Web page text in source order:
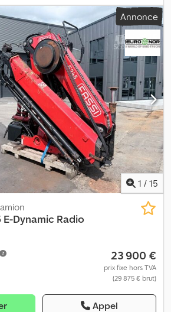
CAPACITÉ DE LEVAGE : jusqu’à 20,30 tm,
HYDRAULIQUE MAXIMALE : jusqu’à 22,70
Apjb Ajf DIMENSIONS DE LA GRUE :
m, h 2,40 m ÉQUIPEMENTS
: - Limiteur de surcharge FX500
D850 - Radiocommande RCH/RCS -
à leviers XP - Système ProLink et
400° sur crémaillère et pignon PRÊTE
DISPONIBLES
Annonce
1 / 15
E-Dynamic Radio
23 900 €
prix fixe hors TVA
(29 875 € brut)
Appel